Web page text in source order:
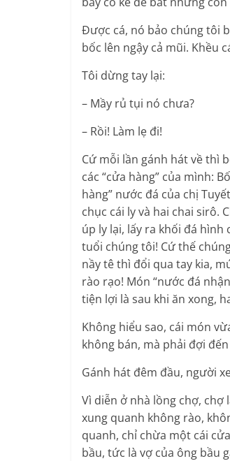
Được cá, nó bảo chúng tôi
bốc lên ngậy cả mũi. Khều
Tôi dừng tay lại:
– Mầy rủ tụi nó chưa?
– Rồi! Làm lẹ đi!
Cứ mỗi lần gánh hát về thì
các “cửa hàng” của mình:
hàng” nước đá của chị
chục cái ly và hai chai sirô.
úp ly lại, lấy ra khối đá
tuổi chúng tôi! Cứ thế
nầy tê thì đổi qua tay kia,
rào rạo! Món “nước đá
tiện lợi là sau khi ăn xong,
Không hiểu sao, cái món
không bán, mà phải đợi
Gánh hát đêm đầu, người
Vì diễn ở nhà lồng chợ,
xung quanh không rào,
quanh, chỉ chừa một cái
bầu, tức là vợ của ông bầu